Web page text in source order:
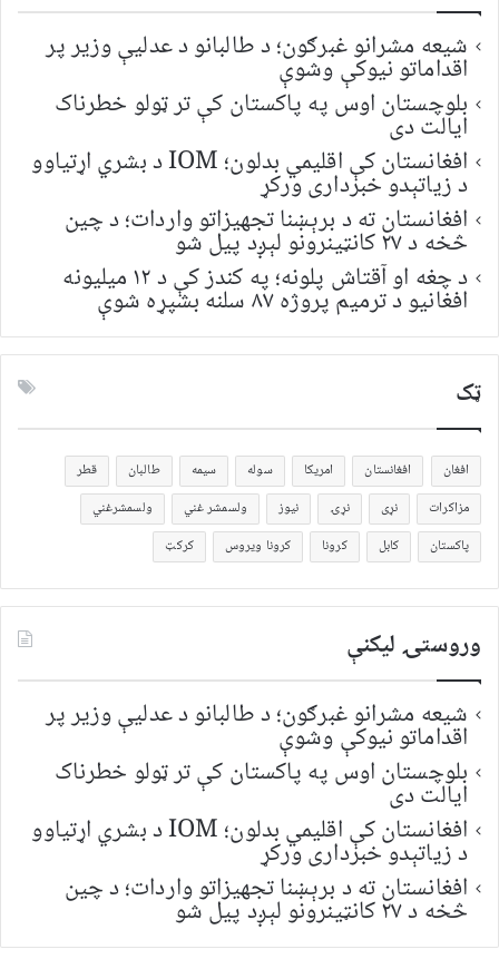
شیعه مشرانو غبرګون؛ د طالبانو د عدلیې وزیر پر
اقداماتو نیوکې وشوې
بلوچستان اوس په پاکستان کې تر ټولو خطرناک
ایالت دی
افغانستان کې اقلیمي بدلون؛ IOM د بشري اړتیاوو
د زیاتېدو خبرداری ورکړ
افغانستان ته د برېښنا تجهیزاتو واردات؛ د چین
څخه د ۲۷ کانټینرونو لېږد پیل شو
د چغه او آقتاش پلونه؛ په کندز کې د ۱۲ میلیونه
افغانیو د ترمیم پروژه ۸۷ سلنه بشپړه شوې
ټک
افغان افغانستان امریکا سوله سیمه طالبان
قطر
مزاکرات
نړی نړۍ نیوز ولسمشر غني
ولسمشرغني
پاکستان
کابل کرونا کرونا ویروس کرکټ
وروستۍ ليکنې
شیعه مشرانو غبرګون؛ د طالبانو د عدلیې وزیر پر
اقداماتو نیوکې وشوې
بلوچستان اوس په پاکستان کې تر ټولو خطرناک
ایالت دی
افغانستان کې اقلیمي بدلون؛ IOM د بشري اړتیاوو
د زیاتېدو خبرداری ورکړ
افغانستان ته د برېښنا تجهیزاتو واردات؛ د چین
څخه د ۲۷ کانټینرونو لېږد پیل شو